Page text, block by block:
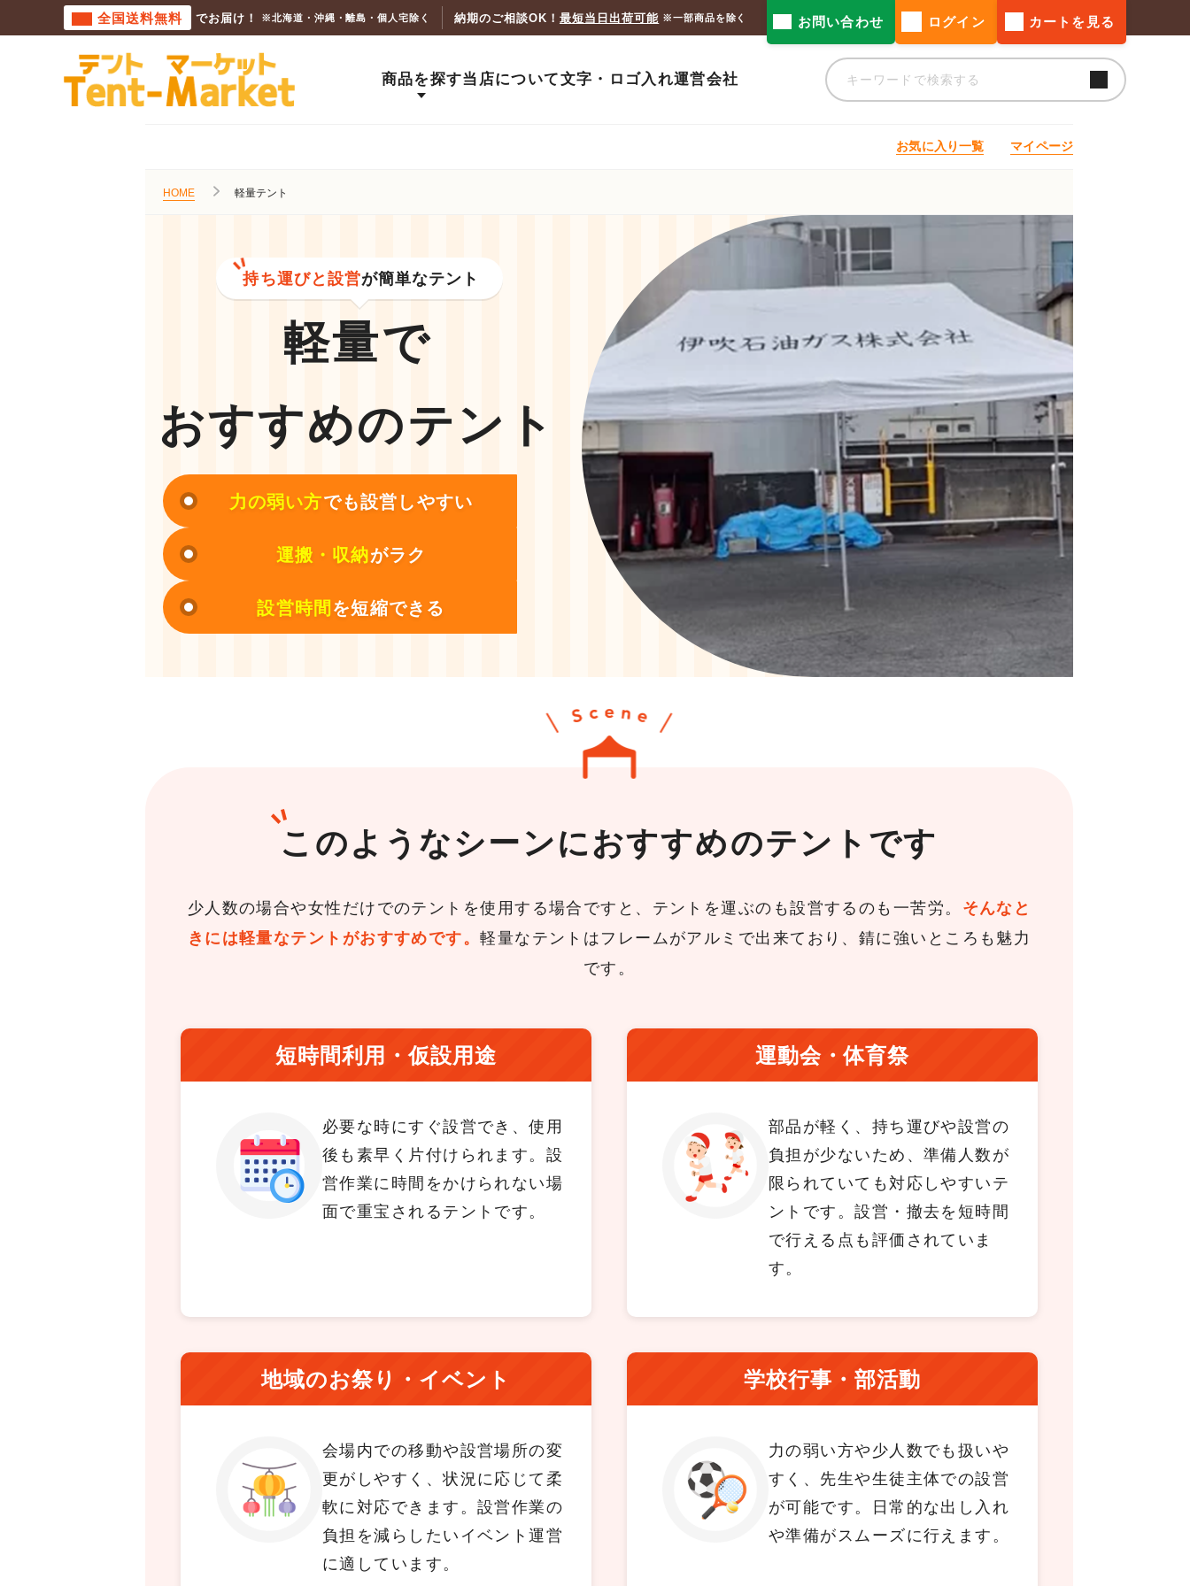
全国送料無料 でお届け！ ※北海道・沖縄・離島・個人宅除く 納期のご相談OK！ 最短当日出荷可能 ※一部商品を除く お問い合わせ ログイン カートを見る
商品を探す当店について文字・ロゴ入れ運営会社
お気に入り一覧 マイページ
HOME 軽量テント
持ち運びと設営が簡単なテント
軽量で
おすすめのテント
力の弱い方でも設営しやすい
運搬・収納がラク
設営時間 を短縮できる
このようなシーンにおすすめのテントです
少人数の場合や女性だけでのテントを使用する場合ですと、テントを運ぶのも設営するのも一苦労。 そんなと
きには軽量なテントがおすすめです。軽量なテントはフレームがアルミで出来ており、錆に強いところも魅力
です。
短時間利用・仮設用途
必要な時にすぐ設営でき、使用
後も素早く片付けられます。設
営作業に時間をかけられない場
面で重宝されるテントです。
運動会・体育祭
部品が軽く、持ち運びや設営の
負担が少ないため、準備人数が
限られていても対応しやすいテ
ントです。設営・撤去を短時間
で行える点も評価されていま
す。
地域のお祭り・イベント
会場内での移動や設営場所の変
更がしやすく、状況に応じて柔
軟に対応できます。設営作業の
負担を減らしたいイベント運営
に適しています。
学校行事・部活動
力の弱い方や少人数でも扱いや
すく、先生や生徒主体での設営
が可能です。日常的な出し入れ
や準備がスムーズに行えます。